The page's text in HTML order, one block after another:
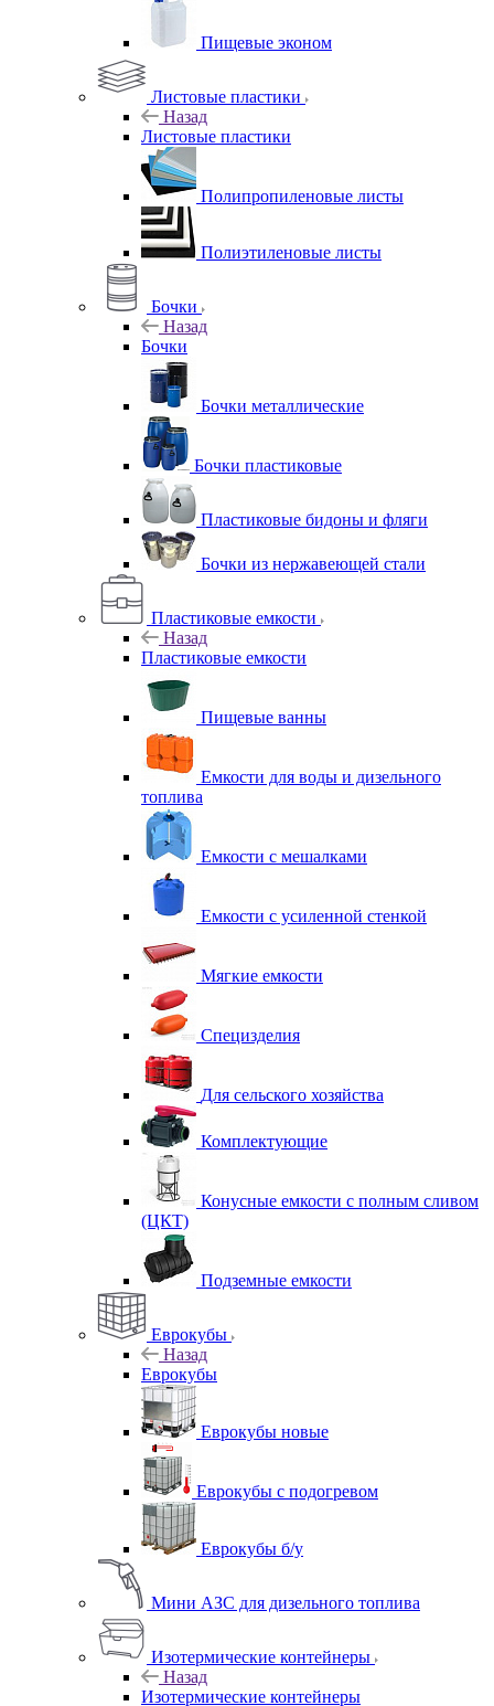
Пищевые эконом
Листовые пластики
Назад
Листовые пластики
Полипропиленовые листы
Полиэтиленовые листы
Бочки
Назад
Бочки
Бочки металлические
Бочки пластиковые
Пластиковые бидоны и фляги
Бочки из нержавеющей стали
Пластиковые емкости
Назад
Пластиковые емкости
Пищевые ванны
Емкости для воды и дизельного
топлива
Емкости с мешалками
Емкости с усиленной стенкой
Мягкие емкости
Специзделия
Для сельского хозяйства
Комплектующие
Конусные емкости с полным сливом
(ЦКТ)
Подземные емкости
Еврокубы
Назад
Еврокубы
Еврокубы новые
Еврокубы с подогревом
Еврокубы б/у
Мини АЗС для дизельного топлива
Изотермические контейнеры
Назад
Изотермические контейнеры